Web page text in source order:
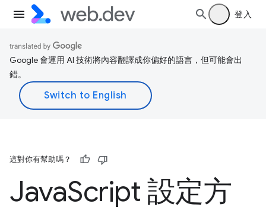
登入
Google 會運用 AI 技術將內容翻譯成你偏好的語言，但可能會出
錯。
這對你有幫助嗎？
JavaScript 設定方